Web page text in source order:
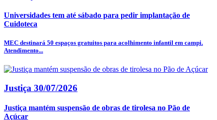
Universidades tem até sábado para pedir implantação de
Cuidoteca
MEC destinará 50 espaços gratuitos para acolhimento infantil em campi.
Atendimento...
Justiça 30/07/2026
Justiça mantém suspensão de obras de tirolesa no Pão de
Açúcar